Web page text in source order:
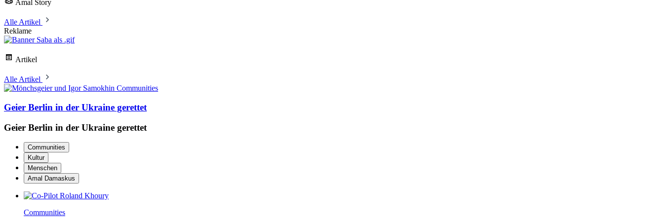
Amal Story
Alle Artikel
Reklame
Artikel
Alle Artikel
Communities
Geier Berlin in der Ukraine gerettet
Geier Berlin in der Ukraine gerettet
Communities
Kultur
Menschen
Amal Damaskus
Communities